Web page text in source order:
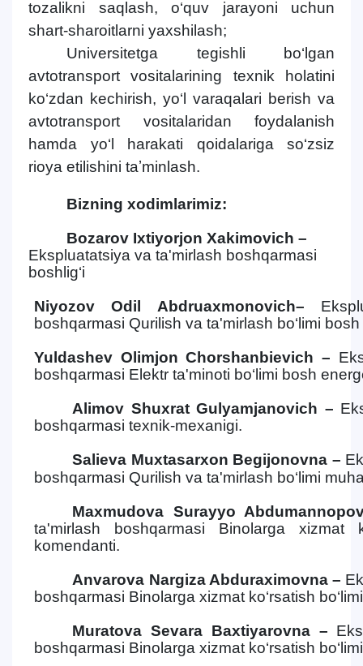
tozalikni saqlash, o‘quv jarayoni uchun
shart-sharoitlarni yaxshilash;
Universitetga tegishli bo‘lgan
avtotransport vositalarining texnik holatini
ko‘zdan kechirish, yo‘l varaqalari berish va
avtotransport vositalaridan foydalanish
hamda yo‘l harakati qoidalariga so‘zsiz
rioya etilishini taʼminlash.
Bizning xodimlarimiz:
Bozarov Ixtiyorjon Xakimovich –
Ekspluatatsiya va ta'mirlash boshqarmasi
boshlig‘i
Niyozov Odil Abdruaxmonovich–
boshqarmasi Qurilish va ta'mirlash bo‘limi
Yuldashev Olimjon Chorshanbievich –
boshqarmasi Elektr ta'minoti bo‘limi bosh
Alimov Shuxrat Gulyamjanovich –
boshqarmasi texnik-mexanigi.
Salieva Muxtasarxon Begijonovna –
boshqarmasi Qurilish va ta'mirlash bo‘limi
Maxmudova Surayyo
ta'mirlash boshqarmasi Binolarga xizmat
komendanti.
Anvarova Nargiza Abduraximovna –
boshqarmasi Binolarga xizmat ko‘rsatish
Muratova Sevara Baxtiyarovna –
boshqarmasi Binolarga xizmat ko‘rsatish